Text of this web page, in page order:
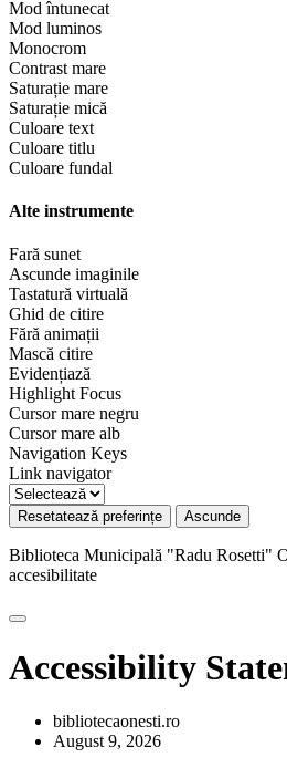
Mod întunecat
Mod luminos
Monocrom
Contrast mare
Saturație mare
Saturație mică
Culoare text
Culoare titlu
Culoare fundal
Alte instrumente
Fară sunet
Ascunde imaginile
Tastatură virtuală
Ghid de citire
Fără animații
Mască citire
Evidențiază
Highlight Focus
Cursor mare negru
Cursor mare alb
Navigation Keys
Link navigator
Resetatează preferințe Ascunde
Biblioteca Municipală "Radu Rosetti"
accesibilitate
Accessibility
bibliotecaonesti.ro
August 9, 2026